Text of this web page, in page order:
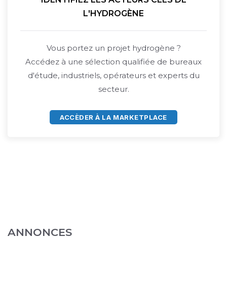
L'HYDROGÈNE
Vous portez un projet hydrogène ?
Accédez à une sélection qualifiée de bureaux
d'étude, industriels, opérateurs et experts du
secteur.
ACCÈDER À LA MARKETPLACE
ANNONCES